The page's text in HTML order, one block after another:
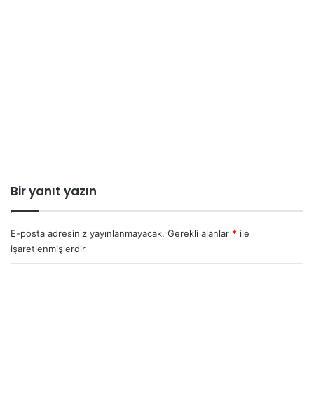
Bir yanıt yazın
E-posta adresiniz yayınlanmayacak. Gerekli alanlar * ile
işaretlenmişlerdir